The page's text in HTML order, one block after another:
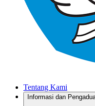
Tentang Kami
Informasi dan